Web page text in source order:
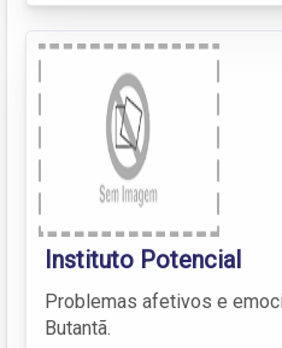
Instituto Potencial
Problemas afetivos e
Butantã.